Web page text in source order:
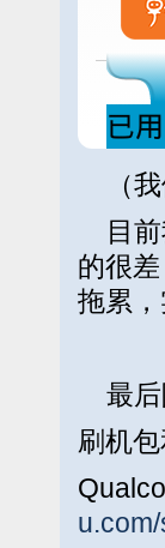
（我
目前
的很
拖累
最后
刷机包